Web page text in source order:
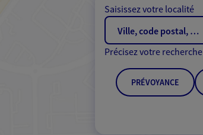
Saisissez votre localité
Précisez votre recherche
PRÉVOYANCE